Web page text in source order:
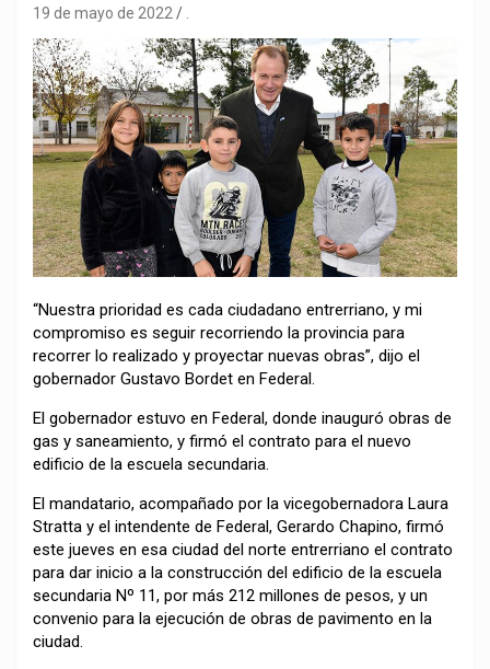
19 de mayo de 2022
“Nuestra prioridad es cada ciudadano entrerriano, y mi
compromiso es seguir recorriendo la provincia para
recorrer lo realizado y proyectar nuevas obras”, dijo el
gobernador Gustavo Bordet en Federal.
El gobernador estuvo en Federal, donde inauguró obras de
gas y saneamiento, y firmó el contrato para el nuevo
edificio de la escuela secundaria.
El mandatario, acompañado por la vicegobernadora Laura
Stratta y el intendente de Federal, Gerardo Chapino, firmó
este jueves en esa ciudad del norte entrerriano el contrato
para dar inicio a la construcción del edificio de la escuela
secundaria Nº 11, por más 212 millones de pesos, y un
convenio para la ejecución de obras de pavimento en la
ciudad.